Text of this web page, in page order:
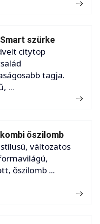
szürke
citytop
tagja.
...
őszilomb
változatos
őszilomb ...